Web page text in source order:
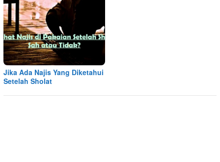
Jika Ada Najis Yang Diketahui
Setelah Sholat